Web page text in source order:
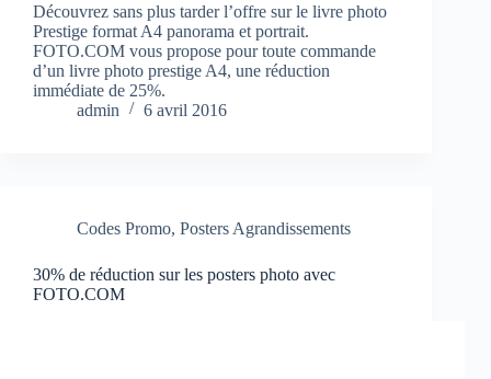
Découvrez sans plus tarder l’offre sur le livre photo
Prestige format A4 panorama et portrait.
FOTO.COM vous propose pour toute commande
d’un livre photo prestige A4, une réduction
immédiate de 25%.
admin
6 avril 2016
Codes Promo, Posters Agrandissements
30% de réduction sur les posters photo avec
FOTO.COM